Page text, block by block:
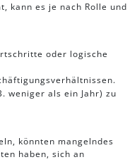
kann es je nach Rolle und
oder logische
weniger als ein Jahr) zu
könnten mangelndes
haben, sich an